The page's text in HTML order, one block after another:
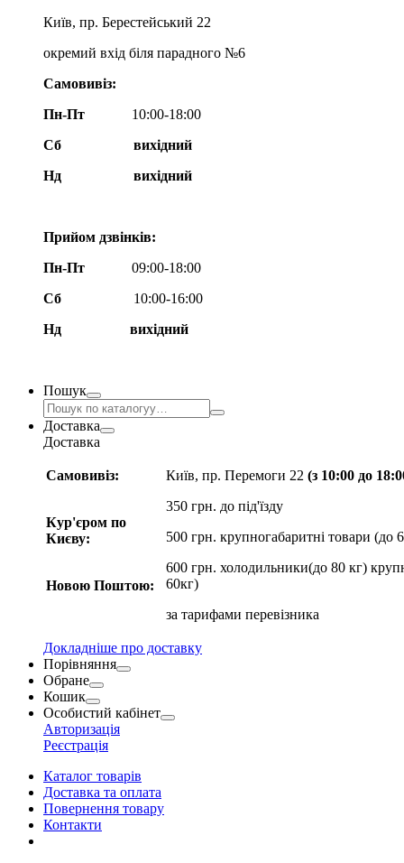
Київ, пр. Берестейський 22
окремий вхід біля парадного №6
Самовивіз:
Пн-Пт
10:00-18:00
Сб
вихідний
Нд
вихідний
Прийом дзвінків:
Пн-Пт
09:00-18:00
Сб
10:00-16:00
Нд вихідний
Пошук
Доставка
Доставка
Самовивіз:
Кур'єром по
Києву:
Новою Поштою:
Київ, пр. Перемоги 22 (з 10:00 до
350 грн. до під'їзду
500 грн. крупногабаритні товари (до
600 грн. холодильники(до 80 кг)
60кг)
за тарифами перевізника
Докладніше про доставку
Порівняння
Обране
Кошик
Особистий кабінет
Авторизація
Реєстрація
Каталог товарів
Доставка та оплата
Повернення товару
Контакти